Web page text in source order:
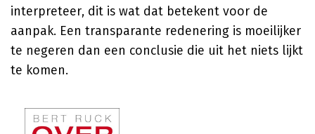
interpreteer, dit is wat dat betekent voor de
aanpak. Een transparante redenering is moeilijker
te negeren dan een conclusie die uit het niets lijkt
te komen.